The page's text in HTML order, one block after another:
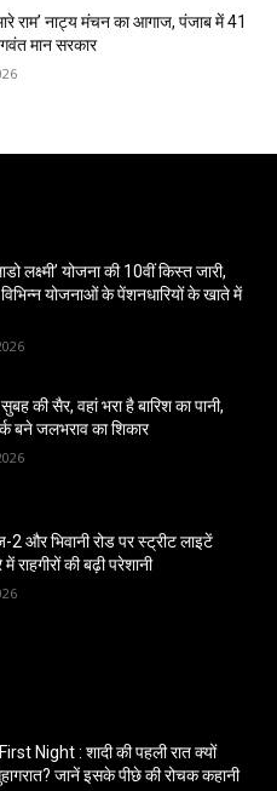
राम’ नाट्य मंचन का आगाज, पंजाब में 41
मान सरकार
लक्ष्मी’ योजना की 10वीं किस्त जारी,
योजनाओं के पेंशनधारियों के खाते में
की सैर, वहां भरा है बारिश का पानी,
बने जलभराव का शिकार
और भिवानी रोड पर स्ट्रीट लाइटें
राहगीरों की बढ़ी परेशानी
Night : शादी की पहली रात क्यों
जानें इसके पीछे की रोचक कहानी